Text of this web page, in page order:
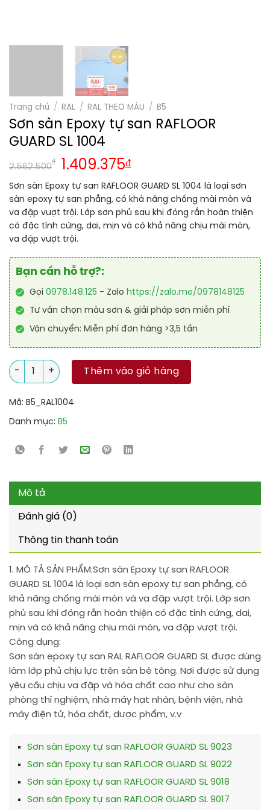
Trang chủ / RAL / RAL THEO MÀU / B5
Sơn sàn Epoxy tự san RAFLOOR
GUARD SL 1004
2.562.500
₫ 1.409.375₫
Sơn sàn Epoxy tự san RAFLOOR GUARD SL 1004 là loại sơn
sàn epoxy tự san phẳng, có khả năng chống mài mòn và
va đập vượt trội. Lớp sơn phủ sau khi đóng rắn hoàn thiện
có đặc tính cứng, dai, mịn và có khả năng chịu mài mòn,
va đập vượt trội.
Bạn cần hỗ trợ?:
Gọi 0978.148.125 - Zalo https://zalo.me/0978148125
Tư vấn chọn màu sơn & giải pháp sơn miễn phí
Vận chuyển: Miễn phí đơn hàng >3,5 tấn
Sơn sàn Epoxy tự san RAFLOOR GUARD SL 1004 số lượng
Thêm vào giỏ hàng
Mã: B5_RAL1004
Danh mục: B5
Mô tả
Đánh giá (0)
Thông tin thanh toán
1. MÔ TẢ SẢN PHẨM:Sơn sàn Epoxy tự san RAFLOOR
GUARD SL 1004 là loại sơn sàn epoxy tự san phẳng, có
khả năng chống mài mòn và va đập vượt trội. Lớp sơn
phủ sau khi đóng rắn hoàn thiện có đặc tính cứng, dai,
mịn và có khả năng chịu mài mòn, va đập vượt trội.
Công dụng:
Sơn sàn epoxy tự san RAL RAFLOOR GUARD SL được dùng
làm lớp phủ chịu lực trên sàn bê tông. Nơi được sử dụng
yêu cầu chịu va đập và hóa chất cao như cho sàn
phòng thí nghiệm, nhà máy hạt nhân, bệnh viện, nhà
máy điện tử, hóa chất, dược phẩm, v.v
Sơn sàn Epoxy tự san RAFLOOR GUARD SL 9023
Sơn sàn Epoxy tự san RAFLOOR GUARD SL 9022
Sơn sàn Epoxy tự san RAFLOOR GUARD SL 9018
Sơn sàn Epoxy tự san RAFLOOR GUARD SL 9017